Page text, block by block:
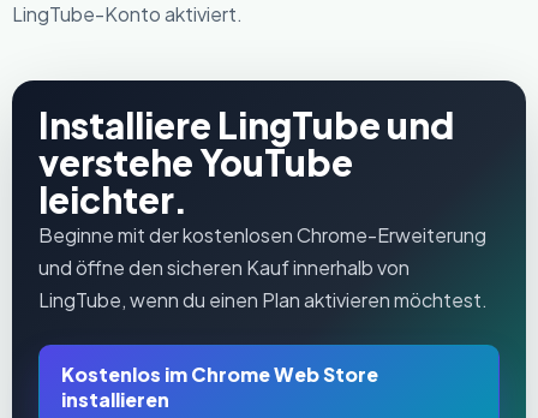
LingTube-Konto aktiviert.
Installiere LingTube und
verstehe YouTube
leichter.
Beginne mit der kostenlosen Chrome-Erweiterung
und öffne den sicheren Kauf innerhalb von
LingTube, wenn du einen Plan aktivieren möchtest.
Kostenlos im Chrome Web Store
installieren